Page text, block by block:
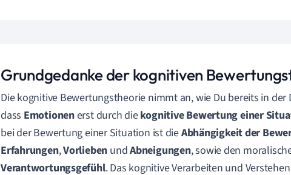
Grundgedanke der kognitiven
Die kognitive Bewertungstheorie nimmt an, wie Du bereits in
dass Emotionenerst durch diekognitive Bewertung einer
bei der Bewertung einer Situation ist dieAbhängigkeit der
Erfahrungen,Vorlieben undAbneigungen, sowie den
Verantwortungsgefühl. Das kognitive Verarbeiten und